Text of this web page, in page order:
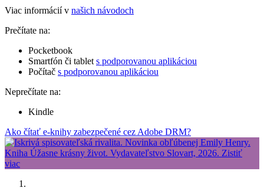
Viac informácií v našich návodoch
Prečítate na:
Pocketbook
Smartfón či tablet s podporovanou aplikáciou
Počítač s podporovanou aplikáciou
Neprečítate na:
Kindle
Ako čítať e-knihy zabezpečené cez Adobe DRM?